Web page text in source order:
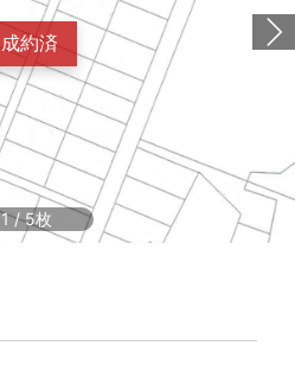
成約済
1/5